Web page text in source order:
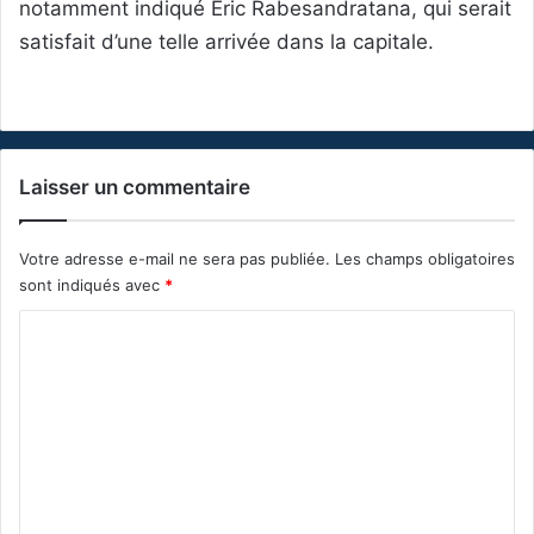
notamment indiqué Eric Rabesandratana, qui serait
satisfait d’une telle arrivée dans la capitale.
Laisser un commentaire
Votre adresse e-mail ne sera pas publiée. Les champs obligatoires
sont indiqués avec *